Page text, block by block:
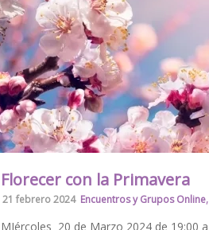
Florecer con la Primavera
21 febrero 2024 Encuentros y Grupos Online,
MIércoles 20 de Marzo 2024 de 19:00